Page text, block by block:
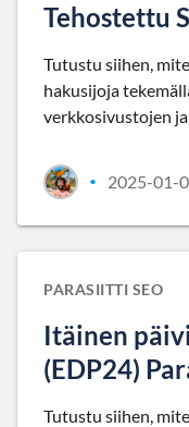
Tehostettu
Tutustu siihen,
hakusijoja
verkkosivustojen
• 2025-01-
PARASIITTI SEO
Itäinen
(EDP24)
Tutustu siihen,